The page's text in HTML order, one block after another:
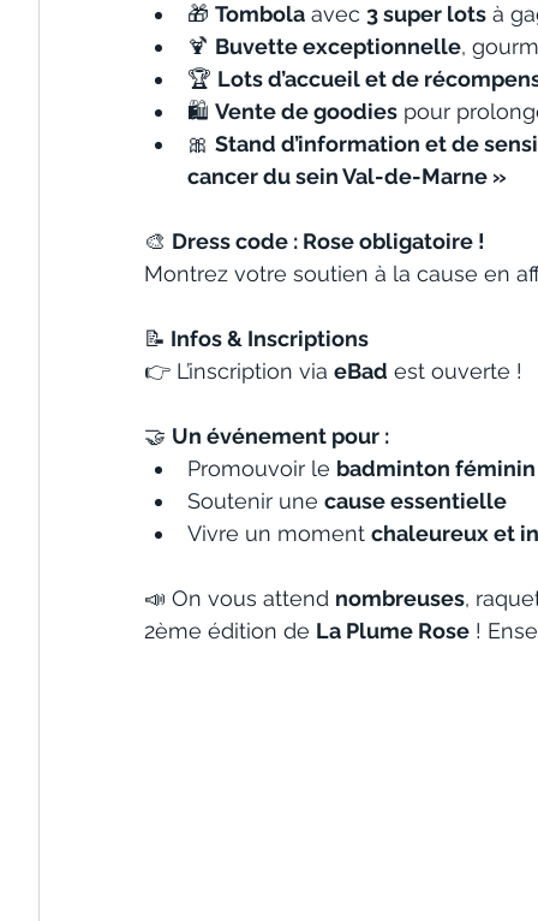
🎁 Tombola avec 3 super lots à
🍹 Buvette exceptionnelle,
🏆 Lots d’accueil et de
🛍️ Vente de goodies pour
🎀 Stand d’information et de
cancer du sein Val-de-Marne »
🎨 Dress code : Rose obligatoire !
Montrez votre soutien à la cause en
📝 Infos & Inscriptions
👉 L’inscription via eBad est ouverte !
🤝 Un événement pour :
Promouvoir le badminton féminin
Soutenir une cause essentielle
Vivre un moment chaleureux et
📣 On vous attend nombreuses,
2ème édition de La Plume Rose !